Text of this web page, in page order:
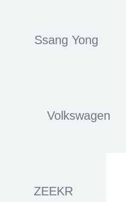
Ssang Yong
Volkswagen
ZEEKR